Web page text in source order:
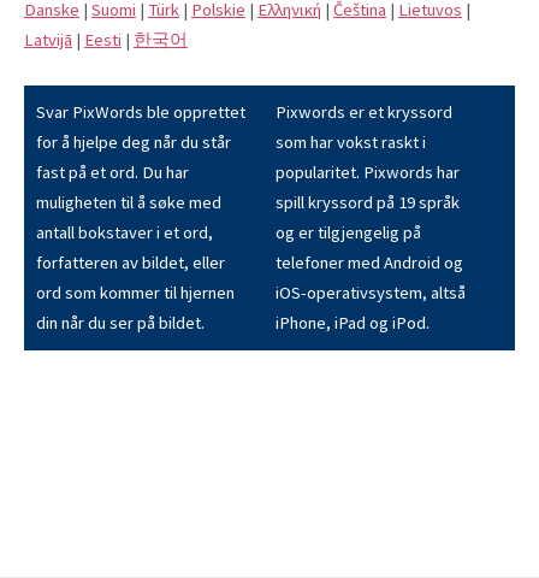
Danske | Suomi | Türk | Polskie | Eλληνική | Čeština | Lietuvos |
Latvijā | Eesti | 한국어
Svar PixWords ble opprettet
for å hjelpe deg når du står
fast på et ord. Du har
muligheten til å søke med
antall bokstaver i et ord,
forfatteren av bildet, eller
ord som kommer til hjernen
din når du ser på bildet.
Pixwords er et kryssord
som har vokst raskt i
popularitet. Pixwords har
spill kryssord på 19 språk
og er tilgjengelig på
telefoner med Android og
iOS-operativsystem, altså
iPhone, iPad og iPod.